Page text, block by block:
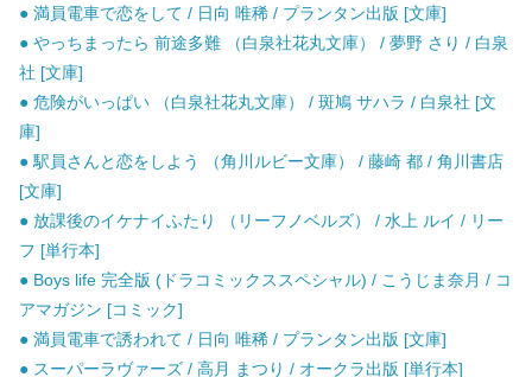
● 満員電車で恋をして / 日向 唯稀 / プランタン出版 [文庫]
● やっちまったら 前途多難 （白泉社花丸文庫） / 夢野 さり / 白泉
社 [文庫]
● 危険がいっぱい （白泉社花丸文庫） / 斑鳩 サハラ / 白泉社 [文
庫]
● 駅員さんと恋をしよう （角川ルビー文庫） / 藤崎 都 / 角川書店
[文庫]
● 放課後のイケナイふたり （リーフノベルズ） / 水上 ルイ / リー
フ [単行本]
● Boys life 完全版 (ドラコミックススペシャル) / こうじま奈月 / コ
アマガジン [コミック]
● 満員電車で誘われて / 日向 唯稀 / プランタン出版 [文庫]
● スーパーラヴァーズ / 高月 まつり / オークラ出版 [単行本]